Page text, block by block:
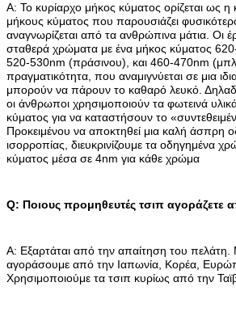
Α: Το κυρίαρχο μήκος κύματος ορίζεται ως η
μήκους κύματος που παρουσιάζει
αναγνωρίζεται από τα ανθρώπινα μάτια. Οι
σταθερά χρώματα με ένα μήκος κύματος
520-530nm (πράσινου), και 460-470nm
πραγματικότητα, που αναμιγνύεται σε μια
μπορούν να πάρουν το καθαρό λευκό.
οι άνθρωποι χρησιμοποιούν τα φωτεινά
κύματος για να καταστήσουν το
Προκειμένου να αποκτηθεί μια καλή άσπρη
ισορροπίας, διευκρινίζουμε τα οδηγημένα
κύματος μέσα σε 4nm για κάθε χρώμα
Q: Ποιους προμηθευτές τσιπ αγοράζετε
Α: Εξαρτάται από την απαίτηση του
αγοράσουμε από την Ιαπωνία, Κορέα,
Χρησιμοποιούμε τα τσιπ κυρίως από την